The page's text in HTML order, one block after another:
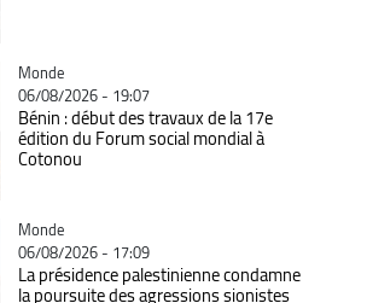
Catégorie
Monde
06/08/2026 - 19:07
Bénin : début des travaux de la 17e
édition du Forum social mondial à
Cotonou
Catégorie
Monde
06/08/2026 - 17:09
La présidence palestinienne condamne
la poursuite des agressions sionistes